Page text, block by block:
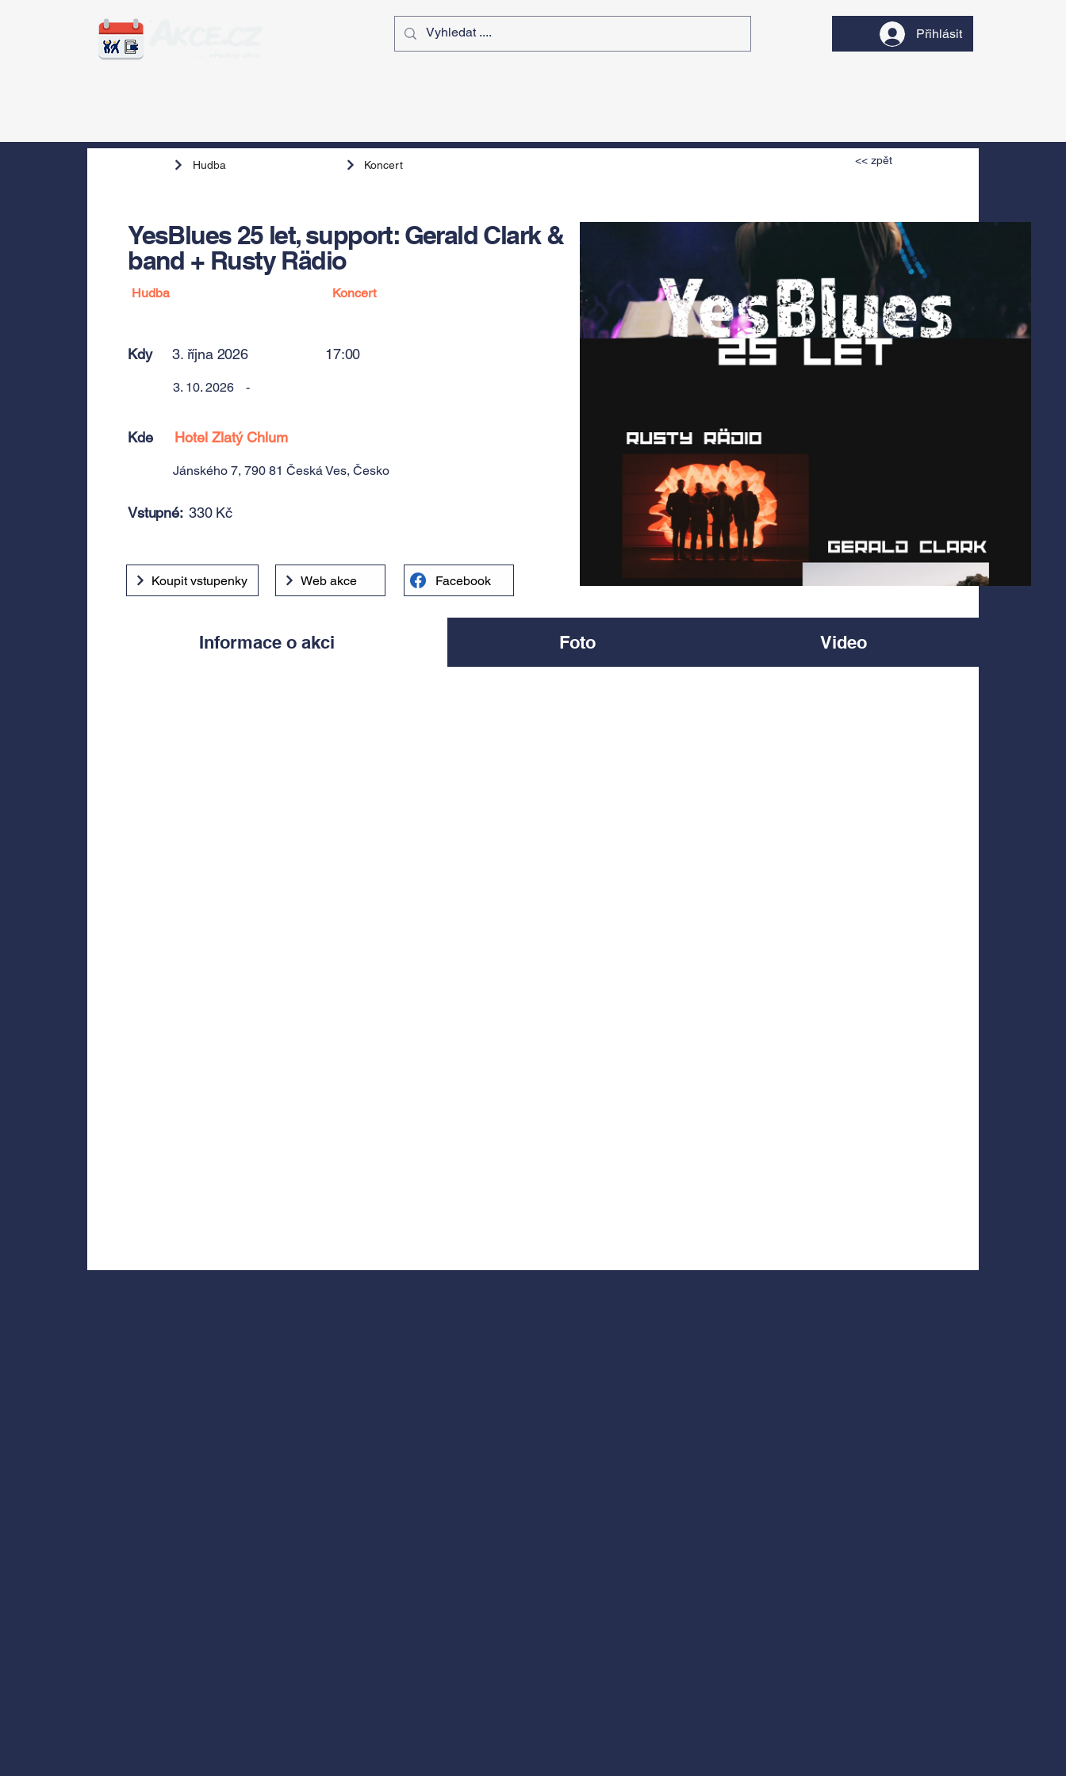
Přihlásit
Hudba Koncert << zpět
YesBlues 25 let, support: Gerald Clark &
band + Rusty Rädio
Hudba Koncert
Kdy 3. října 2026 17:00
3. 10. 2026 -
Kde Hotel Zlatý Chlum
Jánského 7, 790 81 Česká Ves, Česko
Vstupné: 330 Kč
Koupit vstupenky Web akce Facebook
Informace o akci Foto Video